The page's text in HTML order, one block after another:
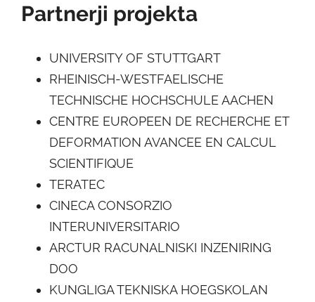
Partnerji projekta
UNIVERSITY OF STUTTGART
RHEINISCH-WESTFAELISCHE
TECHNISCHE HOCHSCHULE AACHEN
CENTRE EUROPEEN DE RECHERCHE ET
DEFORMATION AVANCEE EN CALCUL
SCIENTIFIQUE
TERATEC
CINECA CONSORZIO
INTERUNIVERSITARIO
ARCTUR RACUNALNISKI INZENIRING
DOO
KUNGLIGA TEKNISKA HOEGSKOLAN